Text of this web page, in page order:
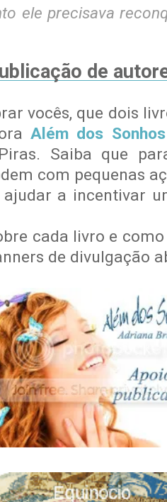
ele precisava
de
vocês, que dois
Além dos Sonhos
Saiba que
com pequenas
a incentivar
cada livro e
de divulgação